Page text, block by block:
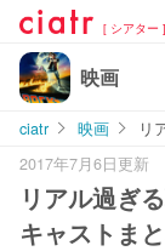
[ シアター ]
映画
ciatr 映画
リ
2017年7月6日更新
リアル過ぎ
キャストま